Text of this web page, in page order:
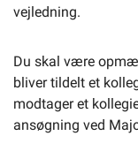
vejledning.
Du skal være
bliver tildelt et
modtager et
ansøgning ved